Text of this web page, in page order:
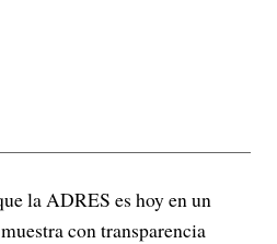
la ADRES es hoy en un
con transparencia